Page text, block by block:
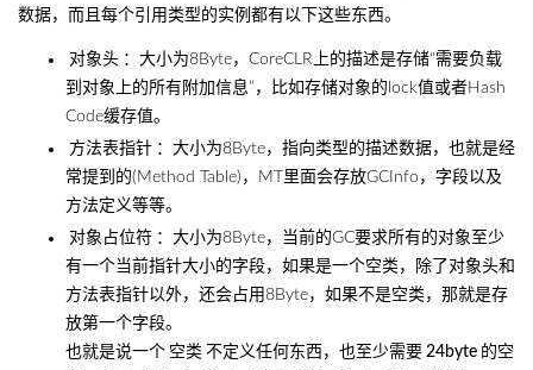
数据，而且每个引用类型的实例都有以下这些东西。
对象头 ：大小为8Byte，CoreCLR上的描述是存储“需要负载
到对象上的所有附加信息”，比如存储对象的lock值或者Hash
Code缓存值。
方法表指针 ：大小为8Byte，指向类型的描述数据，也就是经
常提到的(Method Table)，MT里面会存放GCInfo，字段以及
方法定义等等。
对象占位符 ：大小为8Byte，当前的GC要求所有的对象至少
有一个当前指针大小的字段，如果是一个空类，除了对象头和
方法表指针以外，还会占用8Byte，如果不是空类，那就是存
放第一个字段。
也就是说一个 空类 不定义任何东西，也至少需要 24byte 的空